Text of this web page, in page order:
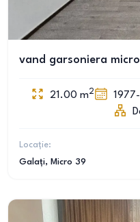
vand garsoniera
21.00 m2
Locație:
Galați, Micro 39